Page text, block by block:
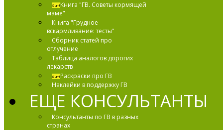
Хит!Книга "ГВ. Советы кормящей
маме"
Книга "Грудное
вскармливание: тесты"
Сборник статей про
отлучение
Таблица аналогов дорогих
лекарств
Хит!Раскраски про ГВ
Наклейки в поддержку ГВ
ЕЩЕ КОНСУЛЬТАНТЫ
Консультанты по ГВ в разных
странах